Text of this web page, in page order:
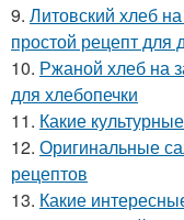
9. Литовский хлеб
простой рецепт для
10. Ржаной хлеб на
для хлебопечки
11. Какие
12. Оригинальные
рецептов
13. Какие